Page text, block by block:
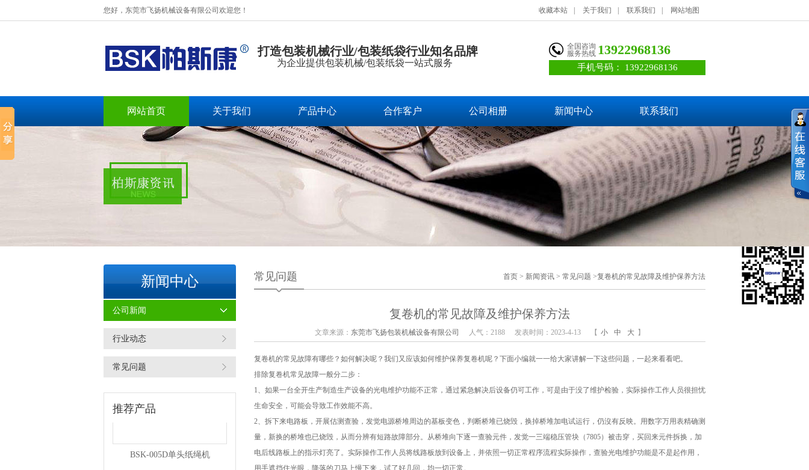
您好，东莞市飞扬机械设备有限公司欢迎您！ 收藏本站 关于我们 联系我们 网站地图
打造包装机械行业/包装纸袋行业知名品牌
为企业提供包装机械/包装纸袋一站式服务
全国咨询
服务热线 13922968136
手机号码： 13922968136
网站首页 关于我们 产品中心 合作客户 公司相册 新闻中心 联系我们
新闻中心
公司新闻
行业动态
常见问题
推荐产品
BSK-003扁绳手挽机
BSK-007F复卷机
BSK-005D单头纸绳机
常见问题 首页 > 新闻资讯 > 常见问题 >复卷机的常见故障及维护保养方法
复卷机的常见故障及维护保养方法
文章来源： 东莞市飞扬包装机械设备有限公司 人气：2188 发表时间：2023-4-13 【 小 中 大 】
复卷机的常见故障有哪些？如何解决呢？我们又应该如何维护保养复卷机呢？下面小编就一一给大家讲解一下这些问题，一起来看看吧。
排除复卷机常见故障一般分二步：
1、如果一台全开生产制造生产设备的光电维护功能不正常，通过紧急解决后设备仍可工作，可是由于没了维护检验，实际操作工作人员很担忧
生命安全，可能会导致工作效能不高。
2、拆下来电路板，开展估测查验，发觉电源桥堆周边的基板变色，判断桥堆已烧毁，换掉桥堆加电试运行，仍沒有反映。用数字万用表精确测
量，新换的桥堆也已烧毁，从而分辨有短路故障部分。从桥堆向下逐一查验元件，发觉一三端稳压管块（7805）被击穿，买回来元件拆换，加
电后线路板上的指示灯亮了。实际操作工作人员将线路板放到设备上，并依照一切正常程序流程实际操作，查验光电维护功能是不是起作用，
用手遮挡住光眼，降落的刀马上慢下来，试了好几回，均一切正常。